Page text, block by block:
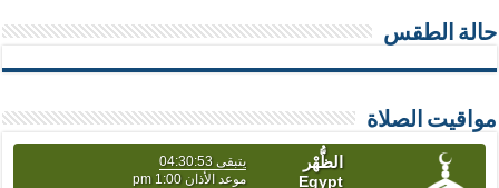
حالة الطقس
مواقيت الصلاة